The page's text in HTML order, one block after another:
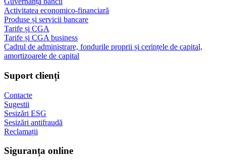
Activitatea economico-financiară
Produse și servicii bancare
Tarife și CGA
Tarife și CGA business
Cadrul de administrare, fondurile proprii și cerințele de capital,
amortizoarele de capital
Suport clienți
Contacte
Sugestii
Sesizări ESG
Sesizări antifraudă
Reclamații
Siguranța online